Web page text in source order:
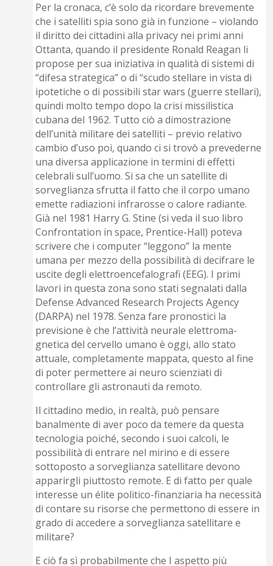
Per la cronaca, c’è solo da ricordare brevemente
che i satelliti spia sono già in funzione – violando
il diritto dei cittadini alla privacy nei primi anni
Ottanta, quando il presidente Ronald Reagan li
propose per sua iniziativa in qualità di sistemi di
“difesa strategica” o di “scudo stellare in vista di
ipotetiche o di possibili star wars (guerre stellari),
quindi molto tempo dopo la crisi missilistica
cubana del 1962. Tutto ciò a dimostrazione
dell’unità militare dei satelliti – previo relativo
cambio d’uso poi, quando ci si trovò a prevederne
una diversa applicazione in termini di effetti
celebrali sull’uomo. Si sa che un satellite di
sorveglianza sfrutta il fatto che il corpo uma­no
emette radiazioni infrarosse o calore radiante.
Già nel 1981 Harry G. Stine (si veda il suo libro
Confrontation in space, Prentice-Hall) poteva
scrivere che i computer “leggono” la mente
umana per mezzo della possi­bilità di decifrare le
uscite degli elettroencefalografi (EEG). I primi
lavori in questa zona sono stati segnalati dalla
Defense Advanced Research Projects Agency
(DARPA) nel 1978. Senza fare pronostici la
previsione è che l’attività neurale elettroma­
gnetica del cervello umano è oggi, allo stato
attuale, completamente mappata, questo al fine
di poter permettere ai neuro scienziati di
controllare gli astronauti da remoto.
Il cittadino medio, in realtà, può pensare
banalmente di aver poco da temere da questa
tecnologia poiché, secondo i suoi calcoli, le
possibilità di entrare nel mirino e di essere
sottopo­sto a sorveglianza satellitare devono
apparirgli piuttosto remote. E di fatto per quale
interesse un élite politico-finanziaria ha necessità
di contare su risorse che permettono di essere in
grado di accedere a sorveglianza satellitare e
militare?
E ciò fa sì probabilmente che I aspetto più